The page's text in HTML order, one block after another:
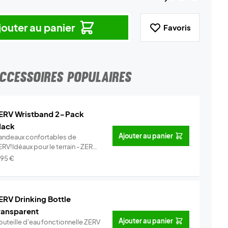
au panier Favoris
POPULAIRES
Wristband 2-Pack
confortables de
pour le terrain - ZERV
€
Ajouter au panier
Drinking Bottle
d'eau fonctionnelle ZERV
Ajouter au panier